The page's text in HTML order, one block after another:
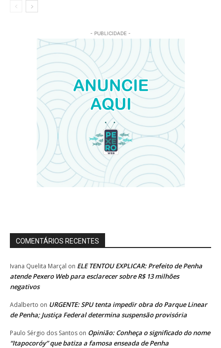
- PUBLICIDADE -
COMENTÁRIOS RECENTES
Ivana Quelita Marçal on ELE TENTOU EXPLICAR: Prefeito de Penha
atende Pexero Web para esclarecer sobre R$ 13 milhões
negativos
Adalberto on URGENTE: SPU tenta impedir obra do Parque Linear
de Penha; Justiça Federal determina suspensão provisória
Paulo Sérgio dos Santos on Opinião: Conheça o significado do nome
“Itapocoróy” que batiza a famosa enseada de Penha